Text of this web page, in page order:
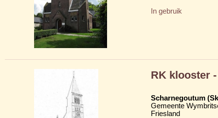
In gebruik
RK klooster
Scharnegoutum
Gemeente
Friesland